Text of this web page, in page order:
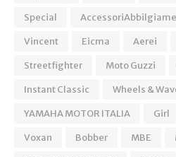
Special
Vincent
Eicma Aerei
Streetfighter
Moto Guzzi
Instant Classic
Wheels &
YAMAHA MOTOR ITALIA
Girl
Voxan
Bobber MBE